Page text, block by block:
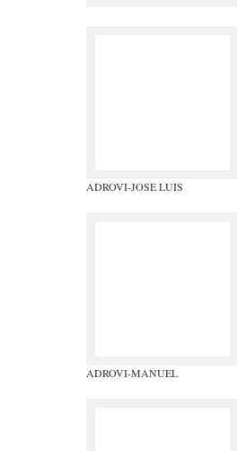
ADROVI-JOSE LUIS
ADROVI-MANUEL